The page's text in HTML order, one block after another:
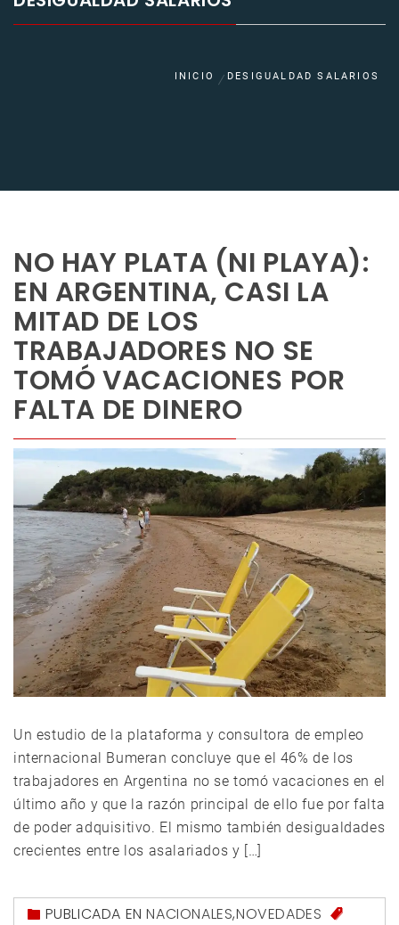
INICIO DESIGUALDAD SALARIOS
NO HAY PLATA (NI PLAYA):
EN ARGENTINA, CASI LA
MITAD DE LOS
TRABAJADORES NO SE
TOMÓ VACACIONES POR
FALTA DE DINERO
Un estudio de la plataforma y consultora de empleo
internacional Bumeran concluye que el 46% de los
trabajadores en Argentina no se tomó vacaciones en el
último año y que la razón principal de ello fue por falta
de poder adquisitivo. El mismo también desigualdades
crecientes entre los asalariados y […]
PUBLICADA ENNACIONALES,NOVEDADES